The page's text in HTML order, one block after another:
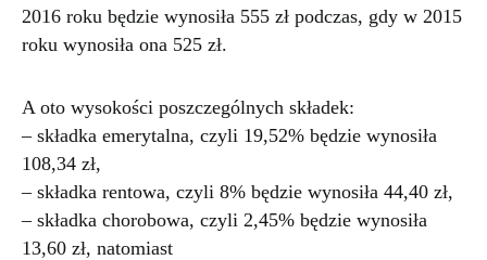
2016 roku będzie wynosiła 555 zł podczas, gdy w 2015
roku wynosiła ona 525 zł.
A oto wysokości poszczególnych składek:
– składka emerytalna, czyli 19,52% będzie wynosiła
108,34 zł,
– składka rentowa, czyli 8% będzie wynosiła 44,40 zł,
– składka chorobowa, czyli 2,45% będzie wynosiła
13,60 zł, natomiast